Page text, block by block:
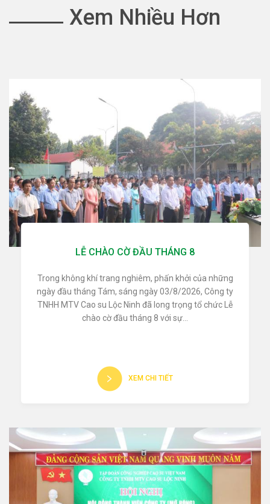
Xem Nhiều Hơn
LỄ CHÀO CỜ ĐẦU THÁNG 8
Trong không khí trang nghiêm, phấn khởi của những
ngày đầu tháng Tám, sáng ngày 03/8/2026, Công ty
TNHH MTV Cao su Lộc Ninh đã long trọng tổ chức Lễ
chào cờ đầu tháng 8 với sự...
XEM CHI TIẾT